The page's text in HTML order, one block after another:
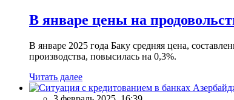
В январе цены на
В январе 2025 года Баку средняя цена,
производства, повысилась на 0,3%.
Читать далее